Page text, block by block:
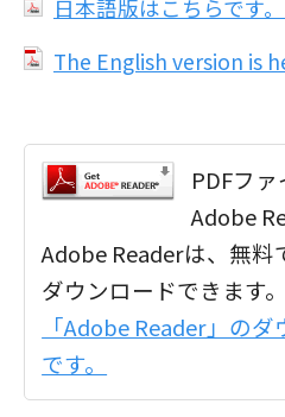
日本語版はこちらです
The English version is
PDFフ
Adobe
Adobe Readerは、無料
ダウンロードできます。
「Adobe Reader」の
です。